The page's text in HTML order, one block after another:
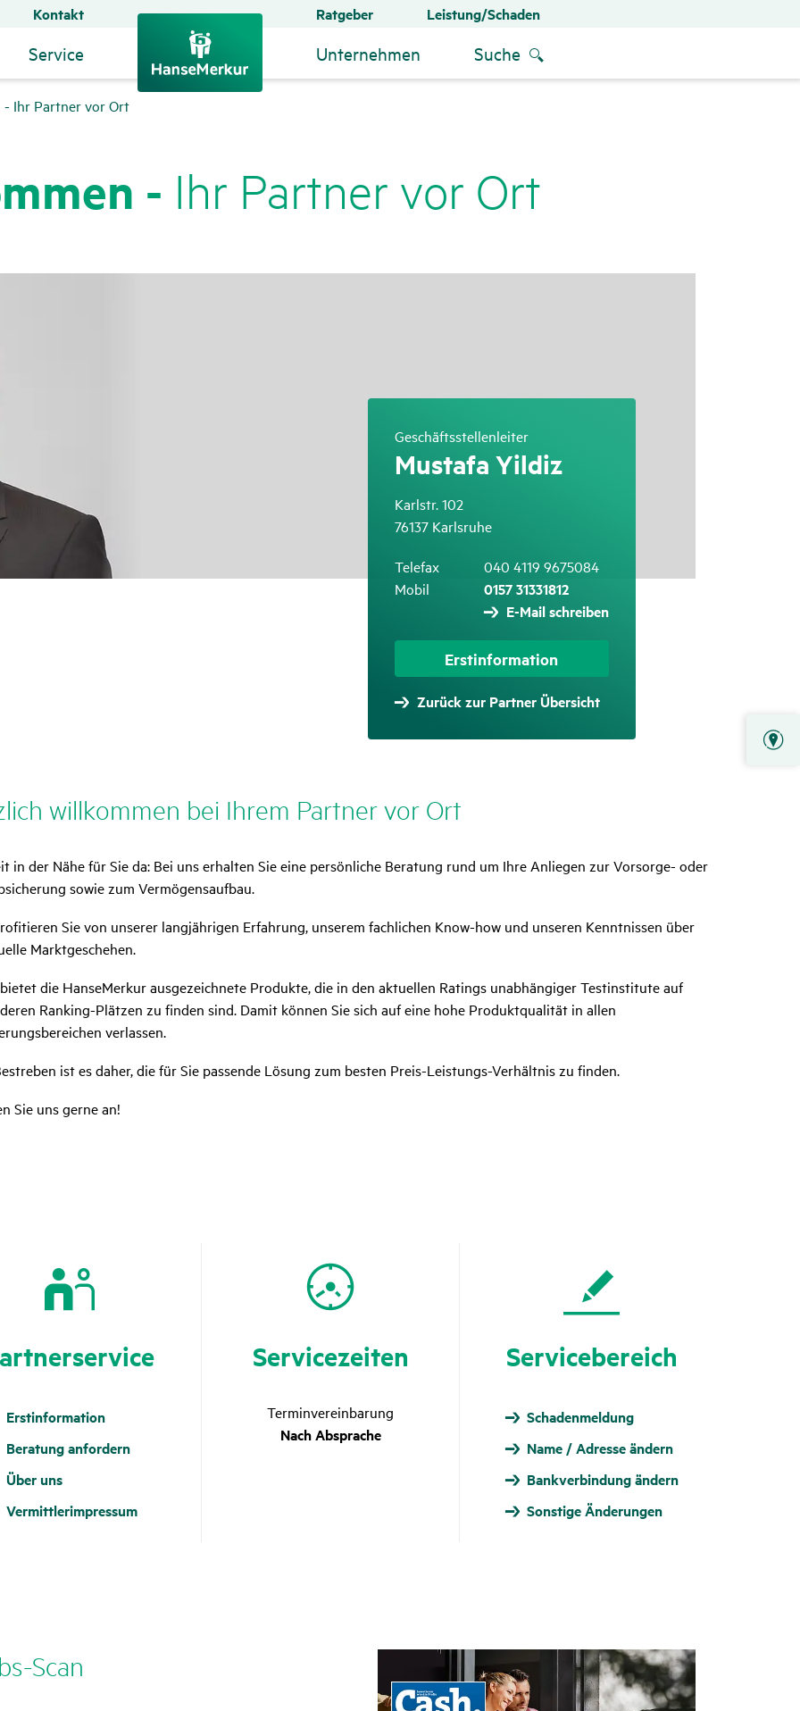
Kontakt Ratgeber Leistung/Schaden
Service Unternehmen Suche
Ihr Partner vor Ort
- Ihr Partner vor Ort
Geschäftsstellenleiter
Mustafa Yildiz
Karlstr. 102
76137 Karlsruhe
Telefax
040 4119 9675084
Mobil
0157 31331812
E-Mail schreiben
Erstinformation
Zurück zur Partner Übersicht
will­kommen bei Ihrem Partner vor Ort
in der Nähe für Sie da: Bei uns erhalten Sie eine persönliche Beratung rund um Ihre Anliegen zur Vorsorge- oder
sowie zum Vermögensaufbau.
Sie von unserer langjährigen Erfahrung, unserem fachlichen Know-how und unseren Kenntnissen über
Marktgeschehen.
die HanseMerkur ausgezeichnete Produkte, die in den aktuellen Ratings unabhängiger Testinstitute auf
Ranking-Plätzen zu finden sind. Damit können Sie sich auf eine hohe Produktqualität in allen
verlassen.
ist es daher, die für Sie passende Lösung zum besten Preis-Leistungs-Verhältnis zu finden.
Sie uns gerne an!
Erstinformation
Beratung anfordern
Über uns
Vermittlerimpressum
Service­zeiten
Terminvereinbarung
Nach Absprache
Service­be­reich
Schaden­meldung
Name / Adresse ändern
Bankverbindung ändern
Sonstige Änderungen
Scan